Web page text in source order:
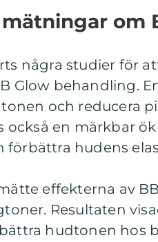
om
några studier för
Glow behandling.
och reducera
också en märkbar
förbättra hudens
effekterna av
Resultaten
hudtonen hos